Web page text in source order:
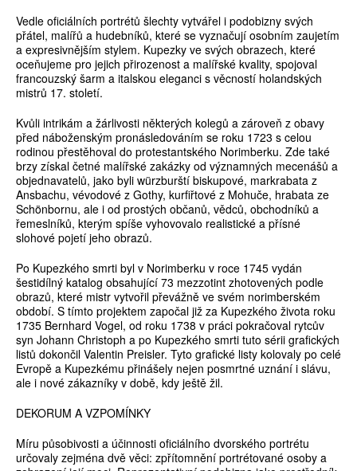
Vedle oficiálních portrétů šlechty vytvářel i podobizny svých
přátel, malířů a hudebníků, které se vyznačují osobním zaujetím
a expresivnějším stylem. Kupezky ve svých obrazech, které
oceňujeme pro jejich přirozenost a malířské kvality, spojoval
francouzský šarm a italskou eleganci s věcností holandských
mistrů 17. století.
Kvůli intrikám a žárlivosti některých kolegů a zároveň z obavy
před náboženským pronásledováním se roku 1723 s celou
rodinou přestěhoval do protestantského Norimberku. Zde také
brzy získal četné malířské zakázky od významných mecenášů a
objednavatelů, jako byli würzburští biskupové, markrabata z
Ansbachu, vévodové z Gothy, kurfiřtové z Mohuče, hrabata ze
Schönbornu, ale i od prostých občanů, vědců, obchodníků a
řemeslníků, kterým spíše vyhovovalo realistické a přísné
slohové pojetí jeho obrazů.
Po Kupezkého smrti byl v Norimberku v roce 1745 vydán
šestidílný katalog obsahující 73 mezzotint zhotovených podle
obrazů, které mistr vytvořil převážně ve svém norimberském
období. S tímto projektem započal již za Kupezkého života roku
1735 Bernhard Vogel, od roku 1738 v práci pokračoval rytcův
syn Johann Christoph a po Kupezkého smrti tuto sérii grafických
listů dokončil Valentin Preisler. Tyto grafické listy kolovaly po celé
Evropě a Kupezkému přinášely nejen posmrtné uznání i slávu,
ale i nové zákazníky v době, kdy ještě žil.
DEKORUM A VZPOMÍNKY
Míru působivosti a účinnosti oficiálního dvorského portrétu
určovaly zejména dvě věci: zpřítomnění portrétované osoby a